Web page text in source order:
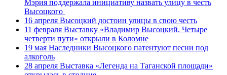
Мэрия поддержала инициативу назвать улицу в честь
Высоцкого
16 апреля Высоцкий достоин улицы в свою честь
11 февраля Выставку «Владимир Высоцкий. Четыре
четверти пути» открыли в Коломне
19 мая Наследники Высоцкого патентуют песни под
алкоголь
28 апреля Выставка «Легенда на Таганской площади»